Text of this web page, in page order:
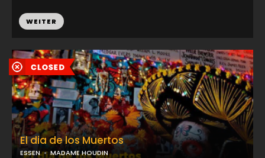
WEITER
El dia de los Muertos
ESSEN MADAME HOUDIN